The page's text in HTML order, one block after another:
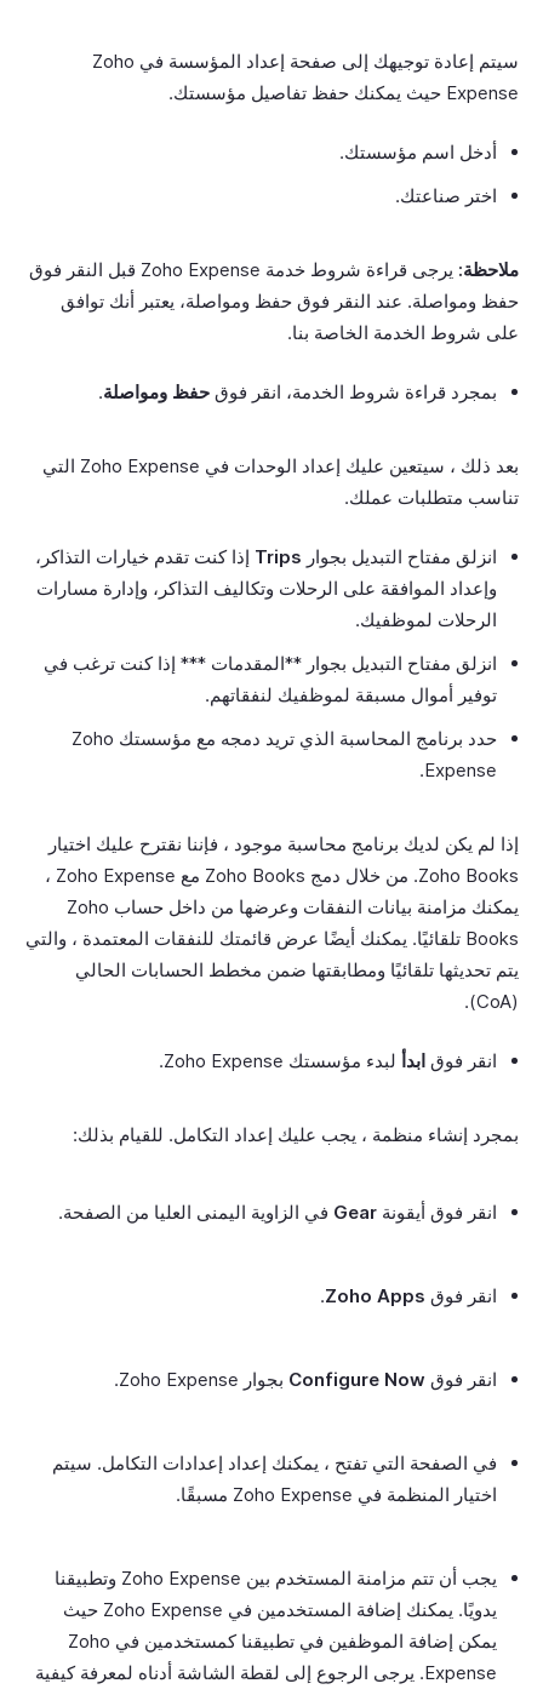
سيتم إعادة توجيهك إلى صفحة إعداد المؤسسة في Zoho
Expense حيث يمكنك حفظ تفاصيل مؤسستك.
أدخل اسم مؤسستك.
اختر صناعتك.
ملاحظة:
يرجى قراءة شروط خدمة Zoho Expense قبل النقر فوق
حفظ ومواصلة. عند النقر فوق حفظ ومواصلة، يعتبر أنك توافق
على شروط الخدمة الخاصة بنا.
بمجرد قراءة شروط الخدمة، انقر فوق حفظ ومواصلة.
بعد ذلك ، سيتعين عليك إعداد الوحدات في Zoho Expense التي
تناسب متطلبات عملك.
انزلق مفتاح التبديل بجوار Trips إذا كنت تقدم خيارات التذاكر،
وإعداد الموافقة على الرحلات وتكاليف التذاكر، وإدارة مسارات
الرحلات لموظفيك.
انزلق مفتاح التبديل بجوار **المقدمات *** إذا كنت ترغب في
توفير أموال مسبقة لموظفيك لنفقاتهم.
حدد برنامج المحاسبة الذي تريد دمجه مع مؤسستك Zoho
Expense.
إذا لم يكن لديك برنامج محاسبة موجود ، فإننا نقترح عليك اختيار
Zoho Books. من خلال دمج Zoho Books مع Zoho Expense ،
يمكنك مزامنة بيانات النفقات وعرضها من داخل حساب Zoho
Books تلقائيًا. يمكنك أيضًا عرض قائمتك للنفقات المعتمدة ، والتي
يتم تحديثها تلقائيًا ومطابقتها ضمن مخطط الحسابات الحالي
(CoA).
انقر فوق ابدأ لبدء مؤسستك Zoho Expense.
بمجرد إنشاء منظمة ، يجب عليك إعداد التكامل. للقيام بذلك:
انقر فوق أيقونة Gear في الزاوية اليمنى العليا من الصفحة.
انقر فوق Zoho Apps
.
انقر فوق Configure Now بجوار Zoho Expense.
في الصفحة التي تفتح ، يمكنك إعداد إعدادات التكامل. سيتم
اختيار المنظمة في Zoho Expense مسبقًا.
يجب أن تتم مزامنة المستخدم بين Zoho Expense وتطبيقنا
يدويًا. يمكنك إضافة المستخدمين في Zoho Expense حيث
يمكن إضافة الموظفين في تطبيقنا كمستخدمين في Zoho
Expense. يرجى الرجوع إلى لقطة الشاشة أدناه لمعرفة كيفية